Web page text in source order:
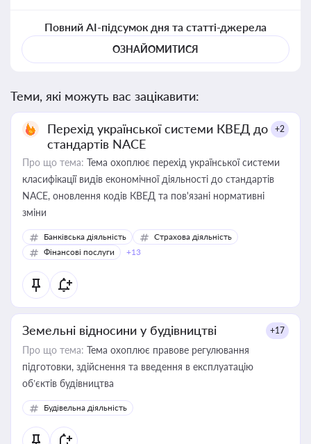
Повний AI-підсумок дня та статті-джерела
ОЗНАЙОМИТИСЯ
Теми, які можуть вас зацікавити:
Перехід української системи КВЕД до
стандартів NACE
+2
Про що тема: Тема охоплює перехід української системи
класифікації видів економічної діяльності до стандартів
NACE, оновлення кодів КВЕД та пов'язані нормативні
зміни
Банківська діяльність
Страхова діяльність
Фінансові послуги
+13
Земельні відносини у будівництві +17
Про що тема: Тема охоплює правове регулювання
підготовки, здійснення та введення в експлуатацію
об’єктів будівництва
Будівельна діяльність